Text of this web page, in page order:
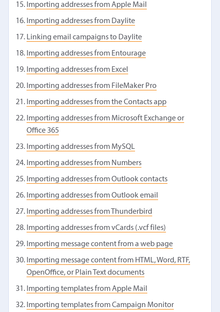
Importing addresses from Apple Mail
Importing addresses from Daylite
Linking email campaigns to Daylite
Importing addresses from Entourage
Importing addresses from Excel
Importing addresses from FileMaker Pro
Importing addresses from the Contacts app
Importing addresses from Microsoft Exchange or
Office 365
Importing addresses from MySQL
Importing addresses from Numbers
Importing addresses from Outlook contacts
Importing addresses from Outlook email
Importing addresses from Thunderbird
Importing addresses from vCards (.vcf files)
Importing message content from a web page
Importing message content from HTML, Word, RTF,
OpenOffice, or Plain Text documents
Importing templates from Apple Mail
Importing templates from Campaign Monitor